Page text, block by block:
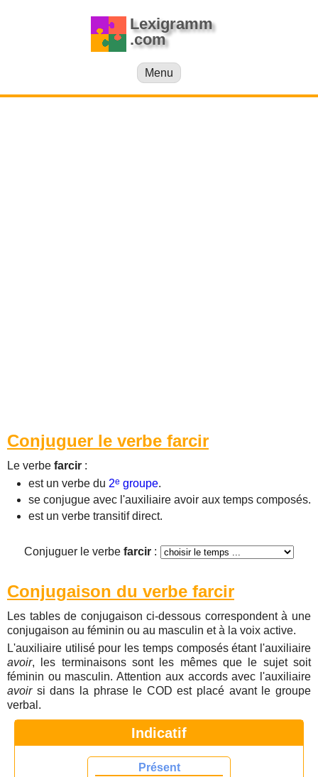
Lexigramm
.com
Menu
Conjuguer le verbe farcir
Le verbe farcir :
est un verbe du 2e groupe.
se conjugue avec l'auxiliaire avoir aux temps composés.
est un verbe transitif direct.
Conjuguer le verbe farcir :
Conjugaison du verbe farcir
Les tables de conjugaison ci-dessous correspondent à une
conjugaison au féminin ou au masculin et à la voix active.
L'auxiliaire utilisé pour les temps composés étant l'auxiliaire
avoir, les terminaisons sont les mêmes que le sujet soit
féminin ou masculin. Attention aux accords avec l'auxiliaire
avoirsi dans la phrase le COD est placé avant le groupe
verbal.
Indicatif
Présent